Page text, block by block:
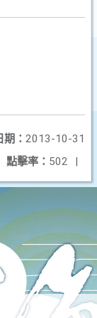
： 2013-10-31
點擊率： 502 |